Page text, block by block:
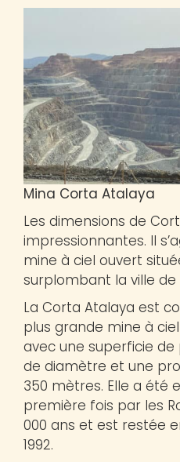
Mina Corta Atalaya
Les dimensions de
impressionnantes. Il
mine à ciel ouvert
surplombant la ville de
La Corta Atalaya est
plus grande mine à
avec une superficie de
de diamètre et une
350 mètres. Elle a été
première fois par les
000 ans et est restée
1992.